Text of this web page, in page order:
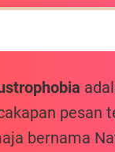
pesan
bernama